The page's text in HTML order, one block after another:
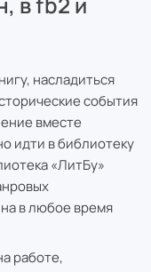
насладиться
события
вместе
идти в библиотеку
«ЛитБу»
в любое время
работе,